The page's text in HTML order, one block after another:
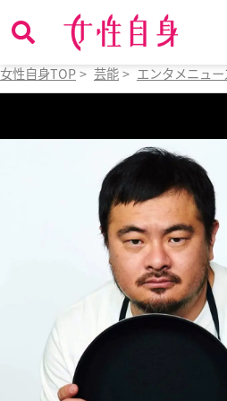
女性自身TOP > 芸能 > エンタメニュー